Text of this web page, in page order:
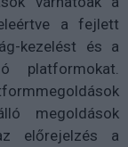
a fejlett
kezelést és a
platformokat.
megoldások
előrejelzés a